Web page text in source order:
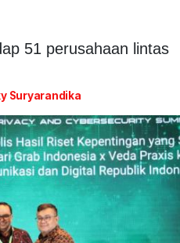
51 perusahaan lintas
Suryarandika